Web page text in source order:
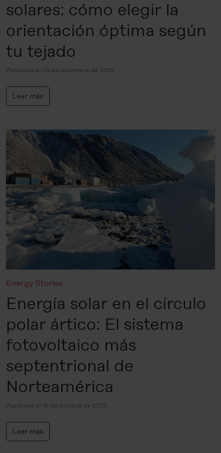
solares: cómo elegir la
orientación óptima según
tu tejado
Publicado el 20 de diciembre de 2025
Leer más
Energy Stories
Energía solar en el círculo
polar ártico: El sistema
fotovoltaico más
septentrional de
Norteamérica
Publicado el 16 de octubre de 2025
Leer más